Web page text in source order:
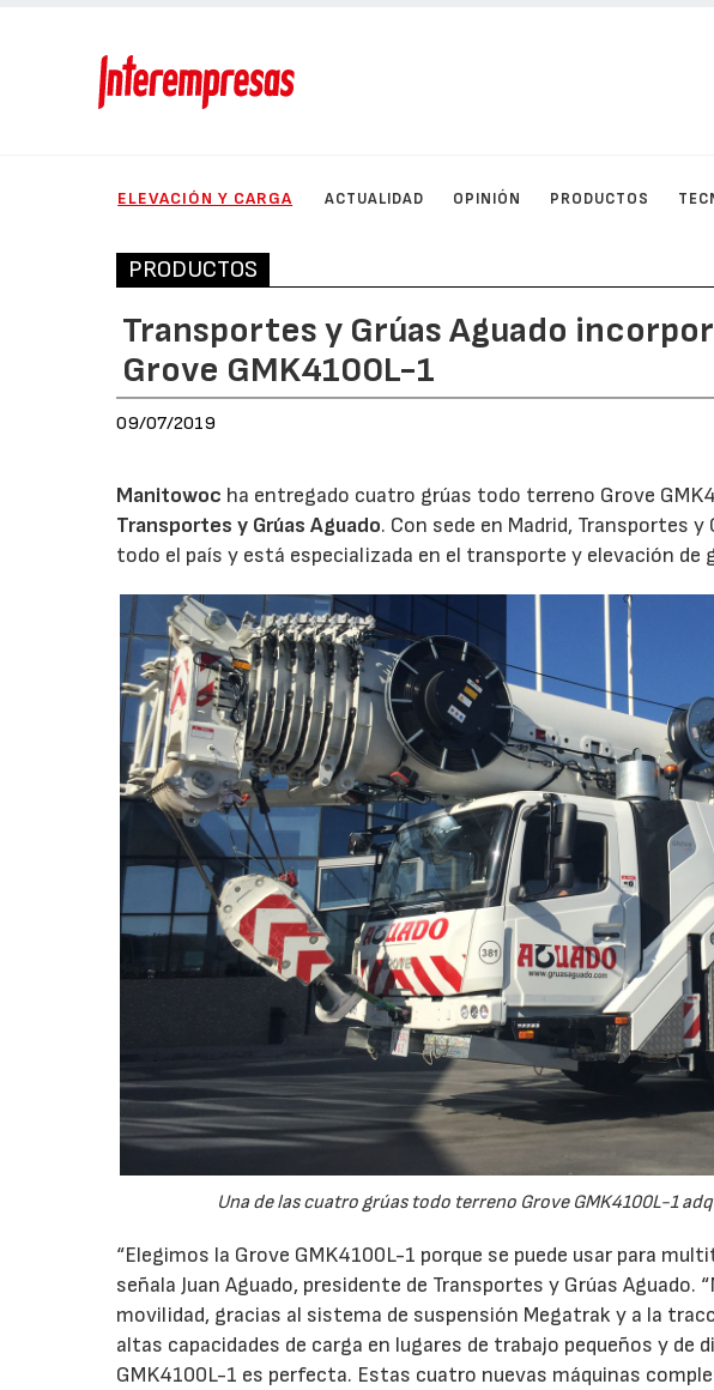
ELEVACIÓN Y CARGA ACTUALIDAD OPINIÓN PRODUCTOS
PRODUCTOS
Transportes y Grúas Aguado
Grove GMK4100L-1
09/07/2019
Manitowoc ha entregado cuatro grúas todo terreno Grove
Transportes y Grúas Aguado. Con sede en Madrid, Transportes
todo el país y está especializada en el transporte y elevación de
Una de las cuatro grúas todo terreno Grove GMK4100L-1
“Elegimos la Grove GMK4100L-1 porque se puede usar para
señala Juan Aguado, presidente de Transportes y Grúas
movilidad, gracias al sistema de suspensión Megatrak y a la
altas capacidades de carga en lugares de trabajo pequeños y de
GMK4100L-1 es perfecta. Estas cuatro nuevas máquinas
02/